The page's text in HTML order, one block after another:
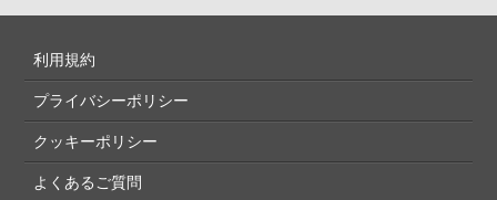
利用規約
プライバシーポリシー
クッキーポリシー
よくあるご質問